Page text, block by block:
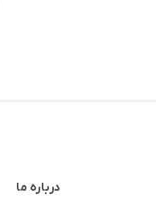
درباره ما